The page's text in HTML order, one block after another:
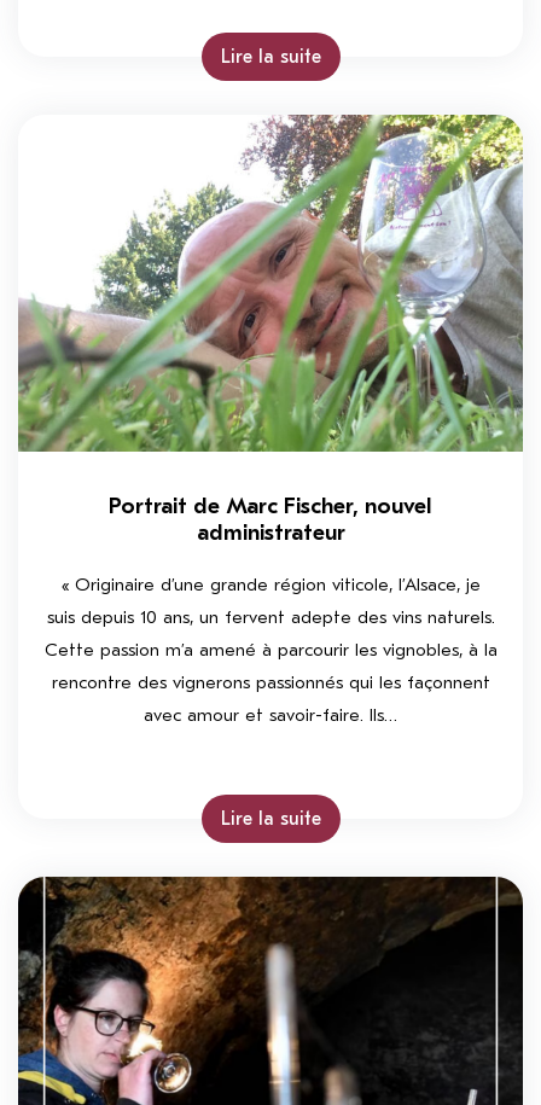
Lire la suite
Portrait de Marc Fischer, nouvel
administrateur
« Originaire d’une grande région viticole, l’Alsace, je
suis depuis 10 ans, un fervent adepte des vins naturels.
Cette passion m’a amené à parcourir les vignobles, à la
rencontre des vignerons passionnés qui les façonnent
avec amour et savoir-faire. Ils…
Lire la suite